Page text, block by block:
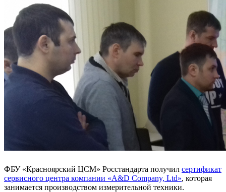
ФБУ «Красноярский ЦСМ» Росстандарта получил сертификат
сервисного центра компании «A&D Company, Ltd», которая
занимается производством измерительной техники.